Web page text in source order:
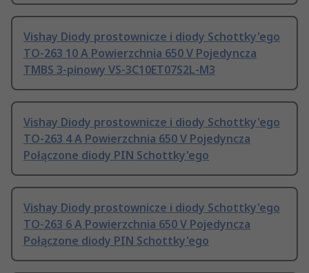
Vishay Diody prostownicze i diody Schottky'ego
TO-263 10 A Powierzchnia 650 V Pojedyncza
TMBS 3-pinowy VS-3C10ET07S2L-M3
Vishay Diody prostownicze i diody Schottky'ego
TO-263 4 A Powierzchnia 650 V Pojedyncza
Połączone diody PIN Schottky'ego
Vishay Diody prostownicze i diody Schottky'ego
TO-263 6 A Powierzchnia 650 V Pojedyncza
Połączone diody PIN Schottky'ego